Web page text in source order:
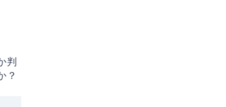
判
？